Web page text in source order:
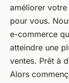
améliorer
pour vous.
e-commerce
atteindre une
ventes. Prêt à
Alors